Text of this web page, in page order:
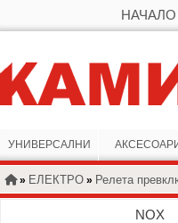
НАЧАЛО
УНИВЕРСАЛНИ
» ЕЛЕКТРО » Релета
NOX